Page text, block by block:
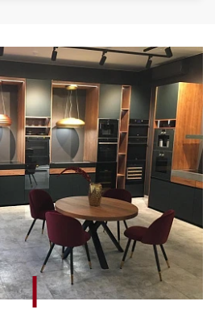
поверхность
поверхность Midea
индукционная
Korting
Midea